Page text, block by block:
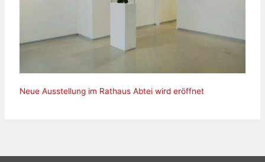
Neue Ausstellung im Rathaus Abtei wird eröffnet